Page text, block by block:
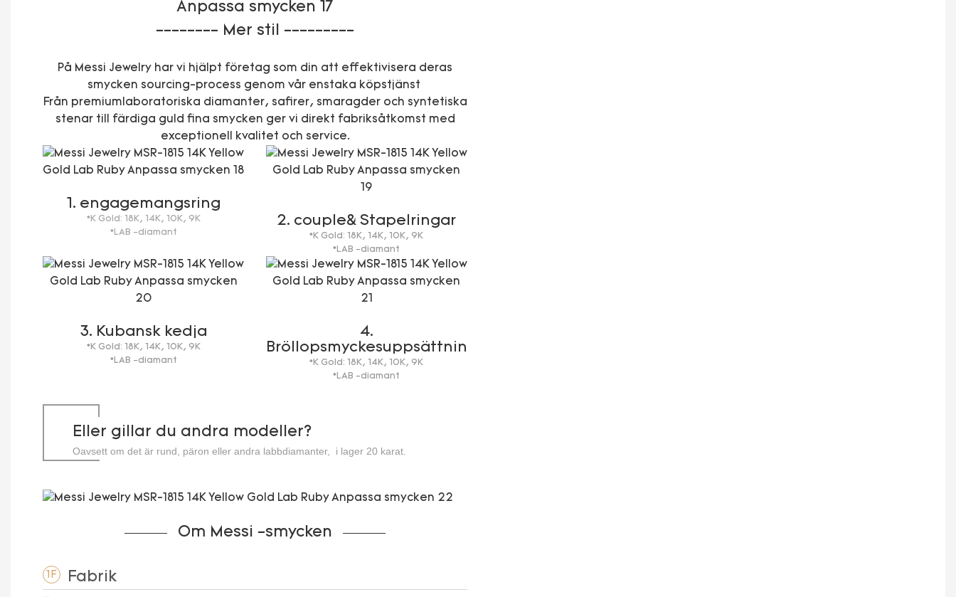
-------- Mer stil ---------
På Messi Jewelry har vi hjälpt företag som din att effektivisera deras
smycken sourcing-process genom vår enstaka köpstjänst
Från premiumlaboratoriska diamanter, safirer, smaragder och syntetiska
stenar till färdiga guld fina smycken ger vi direkt fabriksåtkomst med
exceptionell kvalitet och service.
1. engagemangsring
*K Gold: 18K, 14K, 10K, 9K
*LAB -diamant
2. couple& Stapelringar
*K Gold: 18K, 14K, 10K, 9K
*LAB -diamant
3. Kubansk kedja
*K Gold: 18K, 14K, 10K, 9K
*LAB -diamant
4.
Bröllopsmyckesuppsättning
*K Gold: 18K, 14K, 10K, 9K
*LAB -diamant
Eller gillar du andra modeller?
Oavsett om det är rund, päron eller andra labbdiamanter, i lager 20 karat.
Om Messi -smycken
1F Fabrik